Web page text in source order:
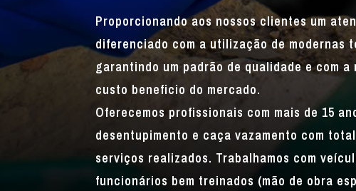
Proporcionando aos nossos clientes um
diferenciado com a utilização de modernas
garantindo um padrão de qualidade e com a
custo beneficio do mercado.
Oferecemos profissionais com mais de 15
desentupimento e caça vazamento com
serviços realizados. Trabalhamos com
funcionários bem treinados (mão de obra